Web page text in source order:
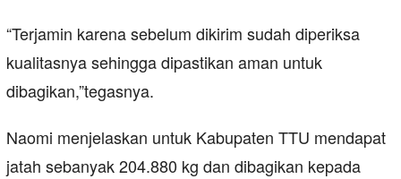
“Terjamin karena sebelum dikirim sudah diperiksa
kualitasnya sehingga dipastikan aman untuk
dibagikan,”tegasnya.
Naomi menjelaskan untuk Kabupaten TTU mendapat
jatah sebanyak 204.880 kg dan dibagikan kepada